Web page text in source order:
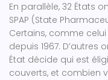
En parallèle, 32 États
SPAP (State
Certains, comme celui
depuis 1967.
État décide qui est
couverts, et combien